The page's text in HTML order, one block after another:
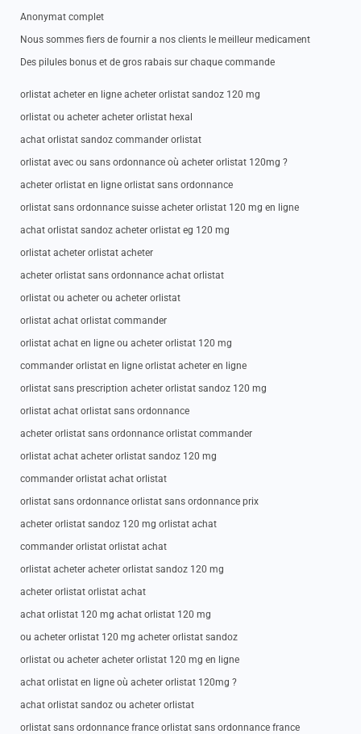
Anonymat complet
Nous sommes fiers de fournir a nos clients le meilleur medicament
Des pilules bonus et de gros rabais sur chaque commande
orlistat acheter en ligne acheter orlistat sandoz 120 mg
orlistat ou acheter acheter orlistat hexal
achat orlistat sandoz commander orlistat
orlistat avec ou sans ordonnance où acheter orlistat 120mg ?
acheter orlistat en ligne orlistat sans ordonnance
orlistat sans ordonnance suisse acheter orlistat 120 mg en ligne
achat orlistat sandoz acheter orlistat eg 120 mg
orlistat acheter orlistat acheter
acheter orlistat sans ordonnance achat orlistat
orlistat ou acheter ou acheter orlistat
orlistat achat orlistat commander
orlistat achat en ligne ou acheter orlistat 120 mg
commander orlistat en ligne orlistat acheter en ligne
orlistat sans prescription acheter orlistat sandoz 120 mg
orlistat achat orlistat sans ordonnance
acheter orlistat sans ordonnance orlistat commander
orlistat achat acheter orlistat sandoz 120 mg
commander orlistat achat orlistat
orlistat sans ordonnance orlistat sans ordonnance prix
acheter orlistat sandoz 120 mg orlistat achat
commander orlistat orlistat achat
orlistat acheter acheter orlistat sandoz 120 mg
acheter orlistat orlistat achat
achat orlistat 120 mg achat orlistat 120 mg
ou acheter orlistat 120 mg acheter orlistat sandoz
orlistat ou acheter acheter orlistat 120 mg en ligne
achat orlistat en ligne où acheter orlistat 120mg ?
achat orlistat sandoz ou acheter orlistat
orlistat sans ordonnance france orlistat sans ordonnance france